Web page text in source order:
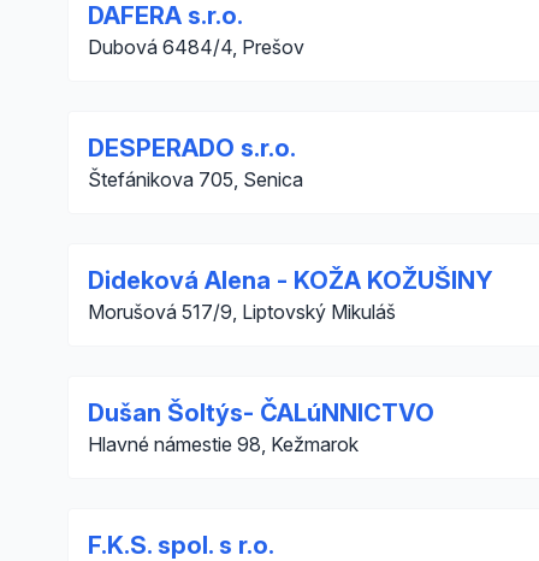
DAFERA s.r.o.
Dubová 6484/4, Prešov
DESPERADO s.r.o.
Štefánikova 705, Senica
Dideková Alena - KOŽA KOŽUŠINY
Morušová 517/9, Liptovský Mikuláš
Dušan Šoltýs- ČALúNNICTVO
Hlavné námestie 98, Kežmarok
F.K.S. spol. s r.o.